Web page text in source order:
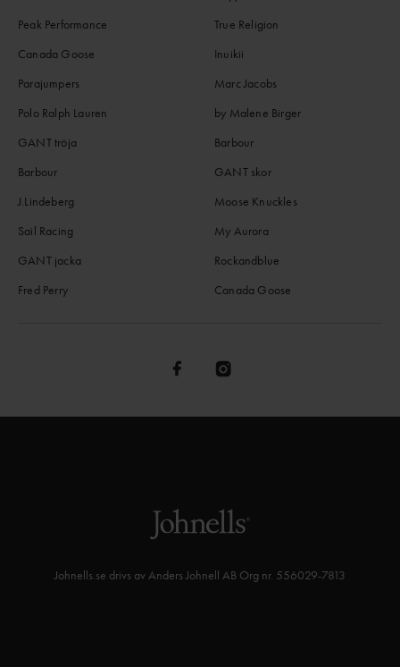
Peak Performance
Canada Goose
Parajumpers
Polo Ralph Lauren
GANT tröja
Barbour
J.Lindeberg
Sail Racing
GANT jacka
Fred Perry
True Religion
Inuikii
Marc Jacobs
by Malene Birger
Barbour
GANT skor
Moose Knuckles
My Aurora
Rockandblue
Canada Goose
Johnells.se drivs av Anders Johnell AB Org nr. 556029-7813